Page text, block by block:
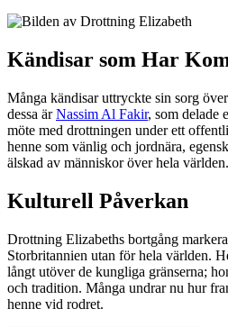
Kändisar som Har
Många kändisar uttryckte sin sorg
dessa ärNassim Al Fakir, som delade
möte med drottningen under ett
henne som vänlig och jordnära,
älskad av människor över hela världen.
Kulturell Påverkan
Drottning Elizabeths bortgång
Storbritannien utan för hela världen.
långt utöver de kungliga gränserna;
och tradition. Många undrar nu hur
henne vid rodret.